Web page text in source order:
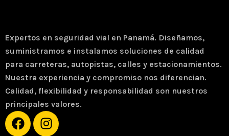
Expertos en seguridad vial en Panamá. Diseñamos,
suministramos e instalamos soluciones de calidad
para carreteras, autopistas, calles y estacionamientos.
Nuestra experiencia y compromiso nos diferencian.
Calidad, flexibilidad y responsabilidad son nuestros
principales valores.